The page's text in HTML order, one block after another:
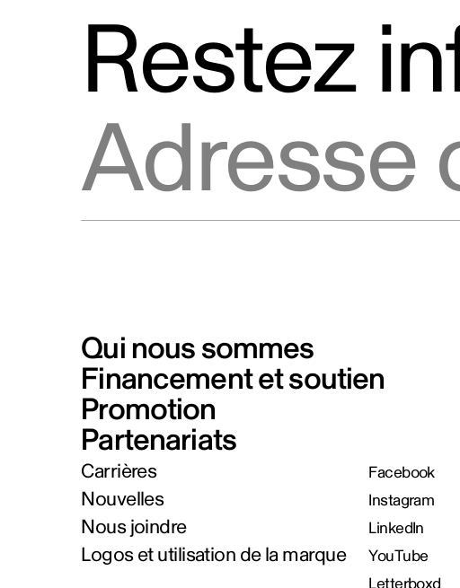
Restez
Qui nous sommes
Financement et soutien
Promotion
Partenariats
Carrières
Nouvelles
Nous joindre
Logos et utilisation de la marque
Facebook
Instagram
LinkedIn
YouTube
Letterboxd